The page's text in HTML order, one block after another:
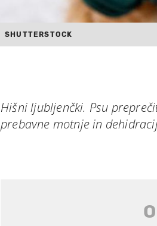
SHUTTERSTOCK
Hišni ljubljenčki. Psu
prebavne motnje in